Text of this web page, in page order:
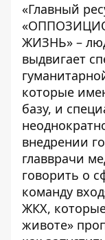
«Главный
ЖИЗНЬ» –
выдвигает
которые
базу, и
внедрении
главврачи
говорить о
команду
ЖКХ,
животе»